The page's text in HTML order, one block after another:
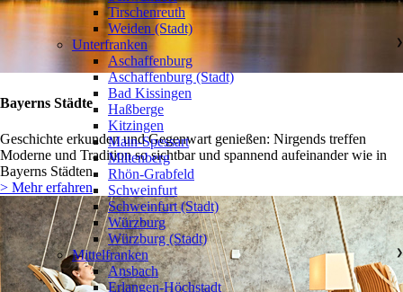
Bayerns Städte
Geschichte erkunden und Gegenwart genießen: Nirgends treffen
Moderne und Tradition so sichtbar und spannend aufeinander wie in
Bayerns Städten.
> Mehr erfahren
Tirschenreuth
Weiden (Stadt)
Unterfranken
❯
Aschaffenburg
Aschaffenburg (Stadt)
Bad Kissingen
Haßberge
Kitzingen
Main-Spessart
Miltenberg
Rhön-Grabfeld
Schweinfurt
Schweinfurt (Stadt)
Würzburg
Würzburg (Stadt)
Mittelfranken
❯
Ansbach
Erlangen-Höchstadt